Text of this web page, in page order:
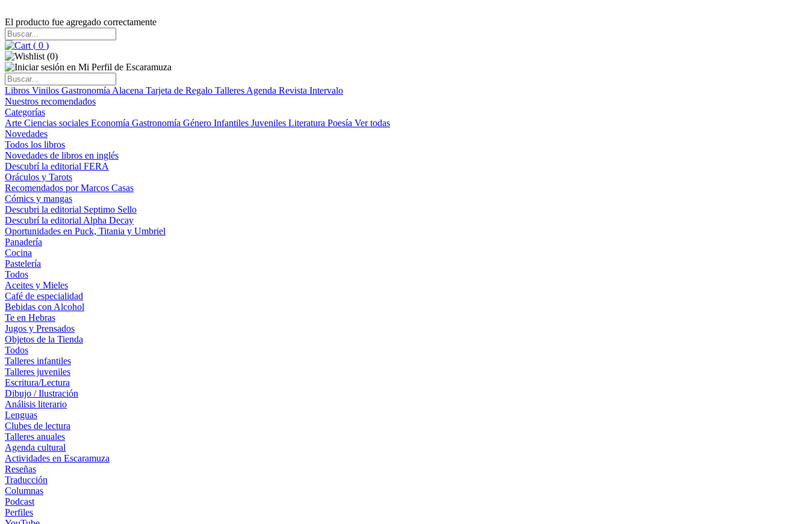
El producto fue agregado correctamente
( 0 )
(0)
Libros Vinilos Gastronomía Alacena Tarjeta de Regalo Talleres Agenda Revista Intervalo
Nuestros recomendados
Categorías
Arte Ciencias sociales Economía Gastronomía Género Infantiles Juveniles Literatura Poesía Ver todas
Novedades
Todos los libros
Novedades de libros en inglés
Descubrí la editorial FERA
Oráculos y Tarots
Recomendados por Marcos Casas
Cómics y mangas
Descubri la editorial Septimo Sello
Descubrí la editorial Alpha Decay
Oportunidades en Puck, Titania y Umbriel
Panadería
Cocina
Pastelería
Todos
Aceites y Mieles
Café de especialidad
Bebidas con Alcohol
Te en Hebras
Jugos y Prensados
Objetos de la Tienda
Todos
Talleres infantiles
Talleres juveniles
Escritura/Lectura
Dibujo / Ilustración
Análisis literario
Lenguas
Clubes de lectura
Talleres anuales
Agenda cultural
Actividades en Escaramuza
Reseñas
Traducción
Columnas
Podcast
Perfiles